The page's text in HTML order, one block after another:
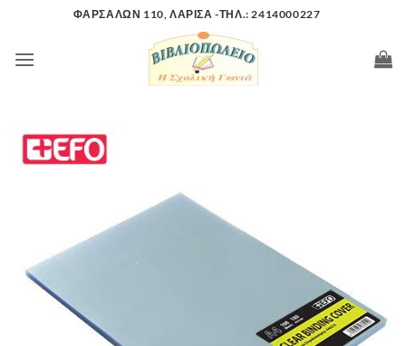
περιεχόμενο
ΦΑΡΣΑΛΩΝ 110, ΛΑΡΙΣΑ -ΤΗΛ.: 2414000227